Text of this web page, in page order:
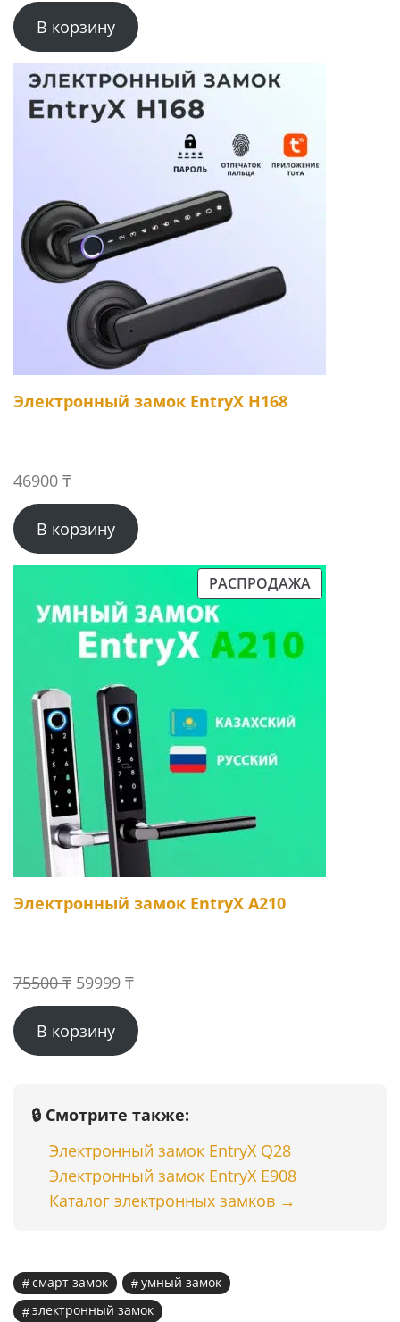
В корзину
Электронный замок EntryX H168
46900 ₸
В корзину
РАСПРОДАЖА
ПРОДАВАЕМЫЙ
ТОВАР
Электронный замок EntryX A210
75500₸ Первоначальная
цена
составляла
75500 ₸.
59999 ₸Текущая
59999 ₸.
В корзину
🔒 Смотрите также:
Электронный замок EntryX Q28
Электронный замок EntryX E908
Каталог электронных замков →
смарт замок
умный замок
электронный замок